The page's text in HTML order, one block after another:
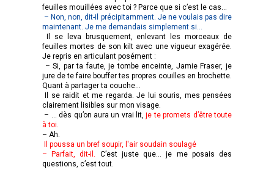
feuilles mouillées avec toi ? Parce que si c’est le cas…
– Non, non, dit-il précipitamment. Je ne voulais pas dire
maintenant. Je me demandais simplement si…
Il se leva brusquement, enlevant les morceaux de
feuilles mortes de son kilt avec une vigueur exagérée.
Je repris en articulant posément :
– Si, par ta faute, je tombe enceinte, Jamie Fraser, je
jure de te faire bouffer tes propres couilles en brochette.
Quant à partager ta couche…
Il se raidit et me regarda. Je lui souris, mes pensées
clairement lisibles sur mon visage.
– … dès qu’on aura un vrai lit,je te promets d’être toute
à toi.
– Ah.
Il poussa un bref soupir, l'air soudain soulagé
– Parfait, dit-il.
C’est juste que… je me posais des
questions, c’est tout.